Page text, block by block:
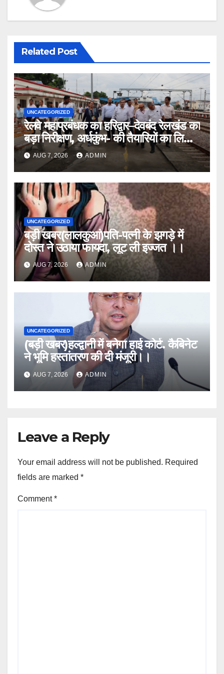
Related Post
UNCATEGORIZED
रेलवे महाप्रबंधक का हरिद्वार–देवबंद रेलखंड का
बड़ा निरीक्षण, अर्धकुंभ- की तैयारियों का लिया
जायजा
AUG 7, 2026 ADMIN
UNCATEGORIZED
बड़ी खबर(लालकुआं)पति-पत्नी के झगड़े में
दोस्त ने उठाया फायदा, लूट ली इज्जत ।।
AUG 7, 2026 ADMIN
UNCATEGORIZED
(बड़ी खबर)हल्द्वानी में बनेगा हाई कोर्ट. कैबिनेट
ने भूमि हस्तांतरण की दी मंजूरी।।
AUG 7, 2026 ADMIN
Leave a Reply
Your email address will not be published. Required
fields are marked *
Comment*